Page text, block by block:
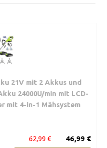
21V mit 2 Akkus und
24000U/min mit LCD-
mit 4-in-1 Mähsystem
46,99 €
62,99 €